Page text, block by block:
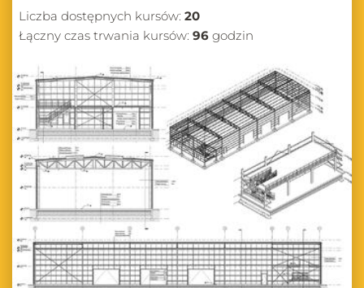
Liczba dostępnych kursów: 20
Łączny czas trwania kursów: 96 godzin